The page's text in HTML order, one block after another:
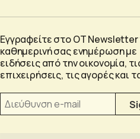
Εγγραφείτε στο OT Newsletter
καθημερινή σας ενημέρωση με
ειδήσεις από την οικονομία,
επιχειρήσεις, τις αγορές και